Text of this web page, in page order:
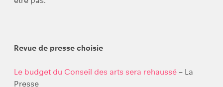
Revue de presse choisie
Le budget du Conseil des arts sera rehaussé – La
Presse